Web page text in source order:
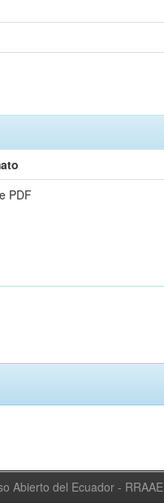
PDF
Abierto del Ecuador - RRAAE